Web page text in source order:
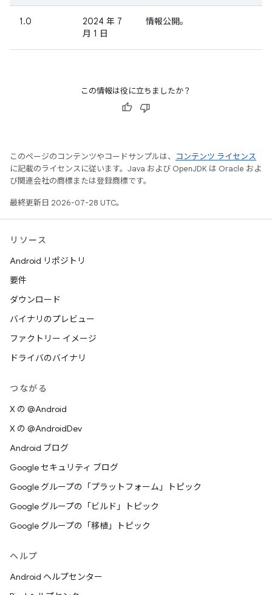
1.0
2024 年 7
月 1 日
情報公開。
この情報は役に立ちましたか？
このページのコンテンツやコードサンプルは、
コンテンツ ライセンス
に記載のライセンスに従います。Java および OpenJDK は Oracle およ
び関連会社の商標または登録商標です。
最終更新日 2026-07-28 UTC。
リソース
Android リポジトリ
要件
ダウンロード
バイナリのプレビュー
ファクトリー イメージ
ドライバのバイナリ
つながる
X の @Android
X の @AndroidDev
Android ブログ
Google セキュリティ ブログ
Google グループの「プラットフォーム」トピック
Google グループの「ビルド」トピック
Google グループの「移植」トピック
ヘルプ
Android ヘルプセンター